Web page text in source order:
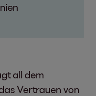
all dem
Vertrauen von